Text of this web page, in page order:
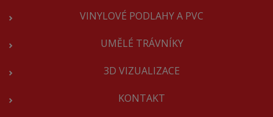
VINYLOVÉ PODLAHY A PVC
UMĚLÉ TRÁVNÍKY
3D VIZUALIZACE
KONTAKT